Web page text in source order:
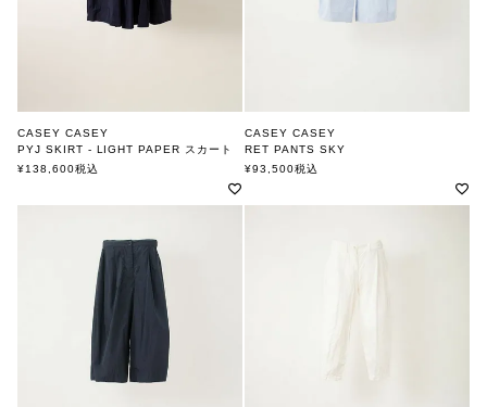
CASEY CASEY
PYJ SKIRT - LIGHT PAPER スカート
ケーシーケーシー
¥138,600税込
CASEY CASEY
RET PANTS SKY
ケーシーケーシー
¥93,500税込